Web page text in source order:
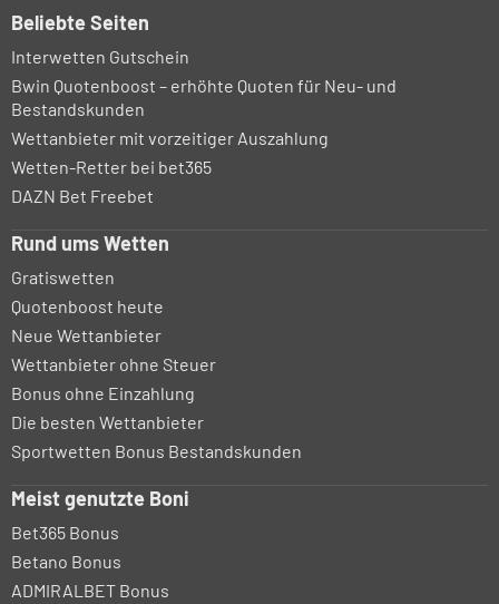
Beliebte Seiten
Interwetten Gutschein
Bwin Quotenboost – erhöhte Quoten für Neu- und
Bestandskunden
Wettanbieter mit vorzeitiger Auszahlung
Wetten-Retter bei bet365
DAZN Bet Freebet
Rund ums Wetten
Gratiswetten
Quotenboost heute
Neue Wettanbieter
Wettanbieter ohne Steuer
Bonus ohne Einzahlung
Die besten Wettanbieter
Sportwetten Bonus Bestandskunden
Meist genutzte Boni
Bet365 Bonus
Betano Bonus
ADMIRALBET Bonus